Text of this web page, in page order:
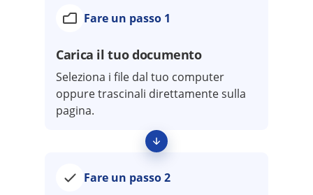
Fare un passo 1
Carica il tuo documento
Seleziona i file dal tuo computer
oppure trascinali direttamente sulla
pagina.
Fare un passo 2